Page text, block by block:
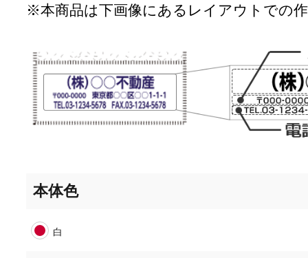
※本商品は下画像にあるレイアウトでの
本体色
白